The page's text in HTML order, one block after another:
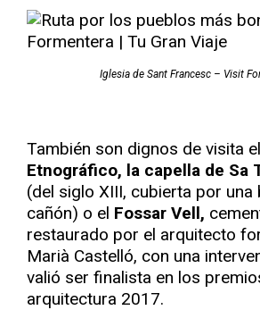
Iglesia de Sant Francesc – Visit
También son dignos de visita el
Etnográfico, la capella de Sa
(del siglo XIII, cubierta por una
cañón) o el Fossar Vell,
restaurado por el arquitecto
Marià Castelló, con una
valió ser finalista en los
arquitectura 2017.